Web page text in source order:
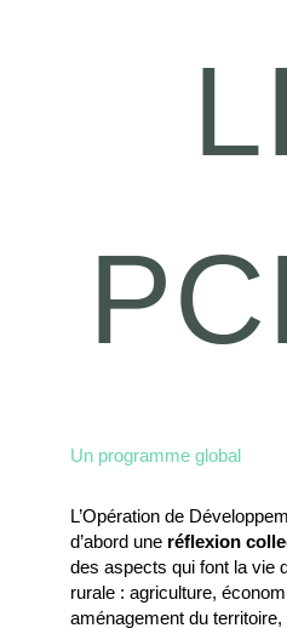
Un programme global
L’Opération de
d’abord une réflexion
des aspects qui font la vie
rurale : agriculture,
aménagement du territoire,